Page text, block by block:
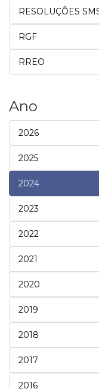
RESOLUÇÕES
RGF
RREO
Ano
2026
2025
2024
2023
2022
2021
2020
2019
2018
2017
2016